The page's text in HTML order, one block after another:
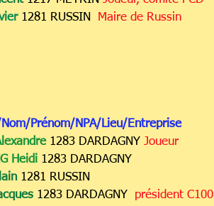
1281 RUSSIN Maire de Russin
Prénom/NPA/Lieu/Entreprise
1283 DARDAGNY Joueur
Heidi 1283 DARDAGNY
1281 RUSSIN
1283 DARDAGNY président C100